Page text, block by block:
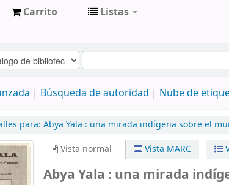
Carrito Listas
Búsqueda de autoridad Nube de
para: Abya Yala : una mirada indígena sobre el
Vista normal
Vista MARC
Abya Yala : una mirada